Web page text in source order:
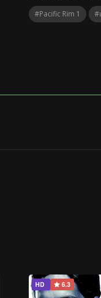
#Pacific Rim 1 #
HD 6.3